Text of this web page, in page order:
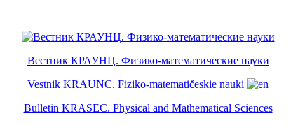
Вестник КРАУНЦ. Физико-математические науки
Vestnik KRAUNC. Fiziko-matematičeskie nauki
Bulletin KRASEC. Physical and Mathematical Sciences